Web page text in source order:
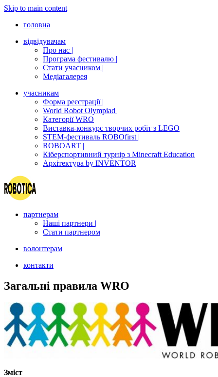
Skip to main content
головна
відвідувачам
Про нас |
Програма фестивалю |
Стати учасником |
Медіагалерея
учасникам
Форма реєстрації |
World Robot Olympiad |
Категорії WRO
Виставка-конкурс творчих робіт з LEGO
STEM-фестиваль ROBOfirst |
ROBOART |
Кіберспортивний турнір з Minecraft Education
Архітектура by INVENTOR
партнерам
Наші партнери |
Стати партнером
волонтерам
контакти
Загальні правила WRO
Зміст